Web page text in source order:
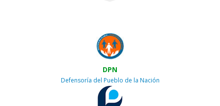
DPN
Defensoría del Pueblo de la Nación